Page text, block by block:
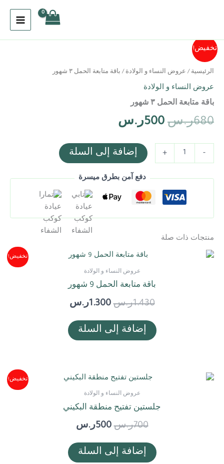
تخفيض!
الرئيسية / عروض النساء و الولادة / باقة متابعة الحمل ٣ شهور
عروض النساء و الولادة
باقة متابعة الحمل ٣ شهور
680ر.س
الأصلي
هو:
680ر.س.
500ر.س
الحالي
-
كمية
الحمل
٣
+ إضافة إلى السلة
دفع آمن بطرق ميسرة
منتجات ذات صلة
تخفيض!
عروض النساء و الولادة
باقة متابعة الحمل 9 شهور
1.430ر.س
السعر
الأصلي
هو:
1.300ر.س
السعر
إضافة إلى السلة
تخفيض!
عروض النساء و الولادة
جلستين تفتيح منطقة البكيني
700ر.س
السعر
الأصلي
هو:
500ر.س
السعر
هو:
إضافة إلى السلة